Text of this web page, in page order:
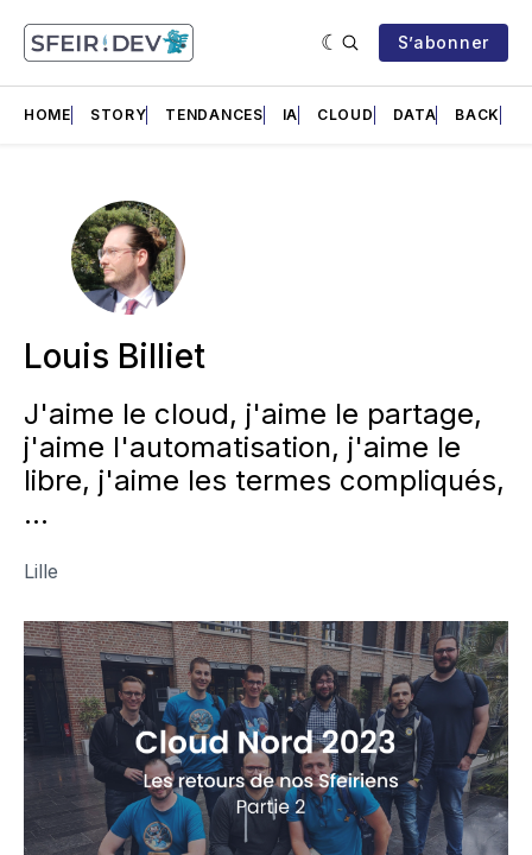
S’abonner
HOME STORY TENDANCES IA CLOUD DATA BACK
Louis Billiet
J'aime le cloud, j'aime le partage,
j'aime l'automatisation, j'aime le
libre, j'aime les termes compliqués,
...
Lille